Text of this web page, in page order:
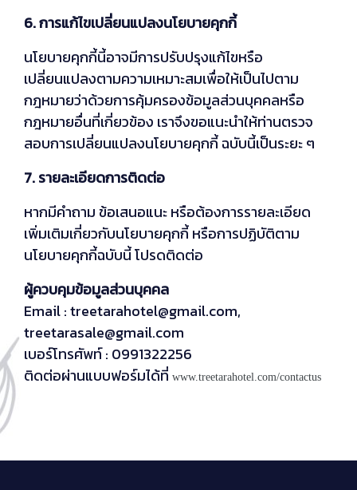
6. การแก้ไขเปลี่ยนแปลงนโยบายคุกกี้
นโยบายคุกกี้นี้อาจมีการปรับปรุงแก้ไขหรือ
เปลี่ยนแปลงตามความเหมาะสมเพื่อให้เป็นไปตาม
กฎหมายว่าด้วยการคุ้มครองข้อมูลส่วนบุคคลหรือ
กฎหมายอื่นที่เกี่ยวข้อง เราจึงขอแนะนำให้ท่านตรวจ
สอบการเปลี่ยนแปลงนโยบายคุกกี้ ฉบับนี้เป็นระยะ ๆ
7. รายละเอียดการติดต่อ
หากมีคำถาม ข้อเสนอแนะ หรือต้องการรายละเอียด
เพิ่มเติมเกี่ยวกับนโยบายคุกกี้ หรือการปฏิบัติตาม
นโยบายคุกกี้ฉบับนี้ โปรดติดต่อ
ผู้ควบคุมข้อมูลส่วนบุคคล
Email : treetarahotel@gmail.com,
treetarasale@gmail.com
เบอร์โทรศัพท์ : 0991322256
ติดต่อผ่านแบบฟอร์มได้ที่ www.treetarahotel.com/contactus